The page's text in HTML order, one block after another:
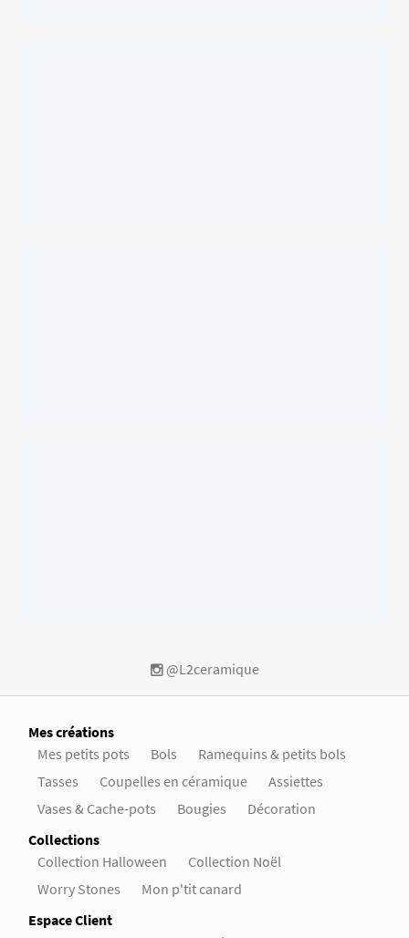
@L2ceramique
Mes créations
Mes petits pots
Bols
Ramequins & petits bols
Tasses
Coupelles en céramique
Assiettes
Vases & Cache-pots
Bougies
Décoration
Collections
Collection Halloween
Collection Noël
Worry Stones
Mon p'tit canard
Espace Client